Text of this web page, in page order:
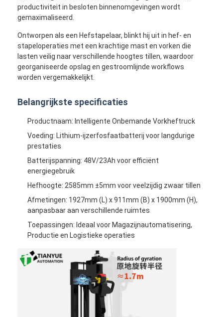
Thuis
Producten
Videos
Over ons
Fabrieksreis
Kwaliteitscontrole
Contacteer ons
nieuws
Alle Gevallen
blog
Praatje Nu
Automatisch geleide AGV-voertuig
productiviteit in besloten binnenomgevingen wordt
gemaximaliseerd.
Ontworpen als een Hefstapelaar, blinkt hij uit in hef- en
stapeloperaties met een krachtige mast en vorken die
lasten veilig naar verschillende hoogtes tillen, waardoor
georganiseerde opslag en gestroomlijnde workflows
worden vergemakkelijkt.
Belangrijkste specificaties
Productnaam: Intelligente Onbemande Vorkheftruck
Voeding: Lithium-ijzerfosfaatbatterij voor langdurige
prestaties
Batterijspanning: 48V/23Ah voor efficiënt
energiegebruik
Hefhoogte: 2585mm ±5mm voor veelzijdig zwaar tillen
Afmetingen: 1927mm (L) x 911mm (B) x 1900mm (H),
aanpasbaar aan verschillende ruimtes
Toepassingen: Ideaal voor Magazijnautomatisering,
Productie en Logistieke operaties